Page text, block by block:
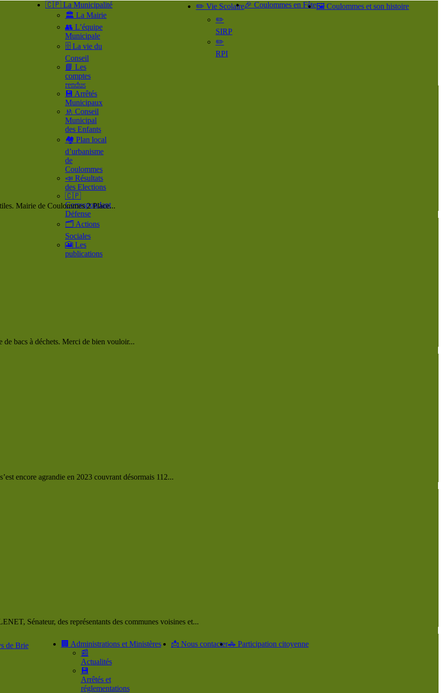
🇨🇵 La Municipalité
🏛️ La Mairie
👥​ L’équipe
Municipale
🗄️ La vie du
Conseil
📘 Les
comptes
rendus
💾 Arrêtés
Municipaux
🚸 Conseil
Municipal
des Enfants
🏘️ Plan local
d’urbanisme
de
Coulommes
📣 Résultats
des Elections
🇨🇵
Correspondant
Défense
🗂️ Actions
Sociales
🎦 Les
publications
✏️ Vie Scolaire
✏️
SIRP
✏️
RPI
🎉 Coulommes en Fête🖼️ Coulommes et son histoire
de Brie
🏢 Administrations et Ministères
📰
Actualités
💾
Arrêtés et
réglementations
📩 Nous contacter🚓 Participation citoyenne
Mairie de Coulommes 2 Place...
de bacs à déchets. Merci de bien vouloir...
encore agrandie en 2023 couvrant désormais 112...
Sénateur, des représentants des communes voisines et...